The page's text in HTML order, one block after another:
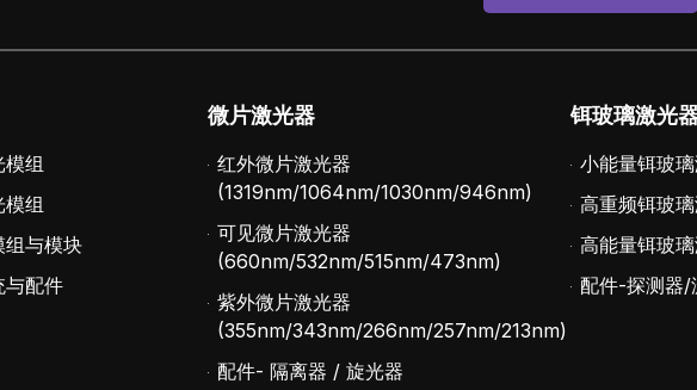
组
组
组与模块
与配件
微片激光器
红外微片激光器
(1319nm/1064nm/1030nm/946nm)
可见微片激光器
(660nm/532nm/515nm/473nm)
紫外微片激光器
(355nm/343nm/266nm/257nm/213nm)
配件- 隔离器 / 旋光器
铒玻璃激光
小能量铒玻
高重频铒玻
高能量铒玻
配件-探测器/